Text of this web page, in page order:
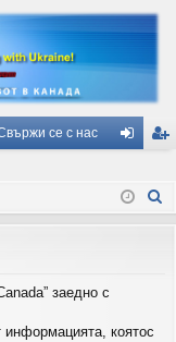
се с нас
з ис
заедно с
информацията, коятос